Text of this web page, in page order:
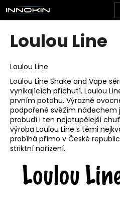
Přejít
na
obsah
Loulou Line
Loulou Line
Loulou Line Shake and Vape
vynikajících příchutí. Loulou
prvním potahu. Výrazné
podpořené svěžím nádechem
probudí i ten nejotupělejší
výroba Loulou Line s těmi
probíhá přímo v České
striktní nařízení.
K
o
o
p
o
t
ř
e
b